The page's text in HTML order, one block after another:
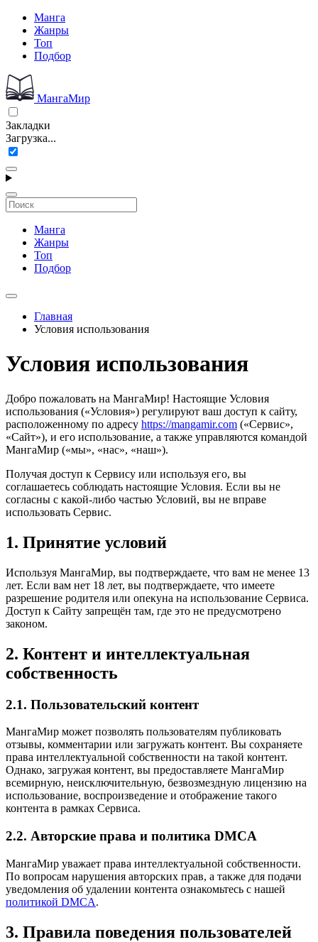
Манга
Жанры
Топ
Подбор
МангаМир
Закладки
Загрузка...
Манга
Жанры
Топ
Подбор
Главная
Условия использования
Условия использования
Добро пожаловать на МангаМир! Настоящие Условия
использования («Условия») регулируют ваш доступ к сайту,
расположенному по адресу https://mangamir.com («Сервис»,
«Сайт»), и его использование, а также управляются командой
МангаМир («мы», «нас», «наш»).
Получая доступ к Сервису или используя его, вы
соглашаетесь соблюдать настоящие Условия. Если вы не
согласны с какой-либо частью Условий, вы не вправе
использовать Сервис.
1. Принятие условий
Используя МангаМир, вы подтверждаете, что вам не менее 13
лет. Если вам нет 18 лет, вы подтверждаете, что имеете
разрешение родителя или опекуна на использование Сервиса.
Доступ к Сайту запрещён там, где это не предусмотрено
законом.
2. Контент и интеллектуальная
собственность
2.1. Пользовательский контент
МангаМир может позволять пользователям публиковать
отзывы, комментарии или загружать контент. Вы сохраняете
права интеллектуальной собственности на такой контент.
Однако, загружая контент, вы предоставляете МангаМир
всемирную, неисключительную, безвозмездную лицензию на
использование, воспроизведение и отображение такого
контента в рамках Сервиса.
2.2. Авторские права и политика DMCA
МангаМир уважает права интеллектуальной собственности.
По вопросам нарушения авторских прав, а также для подачи
уведомления об удалении контента ознакомьтесь с нашей
политикой DMCA.
3. Правила поведения пользователей